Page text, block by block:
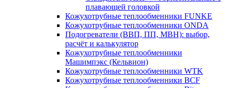
плавающей головкой
Кожухотрубные теплообменники FUNKE
Кожухотрубные теплообменники ONDA
Подогреватели (ВВП, ПП, МВН): выбор,
расчёт и калькулятор
Кожухотрубные теплообменники
Машимпэкс (Кельвион)
Кожухотрубные теплообменники WTK
Кожухотрубные теплообменники BCF